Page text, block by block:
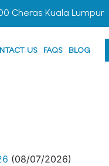
Cheras Kuala Lumpur
US FAQS BLOG
(08/07/2026)